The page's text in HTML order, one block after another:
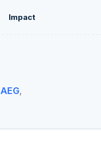
Impact
AEG,